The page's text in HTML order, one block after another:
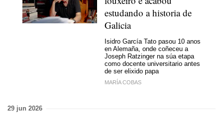
estudando a historia de
Galicia
Isidro García Tato pasou 10 anos
en Alemaña, onde coñeceu a
Joseph Ratzinger na súa etapa
como docente universitario antes
de ser elixido papa
MARÍA COBAS
29 jun 2026